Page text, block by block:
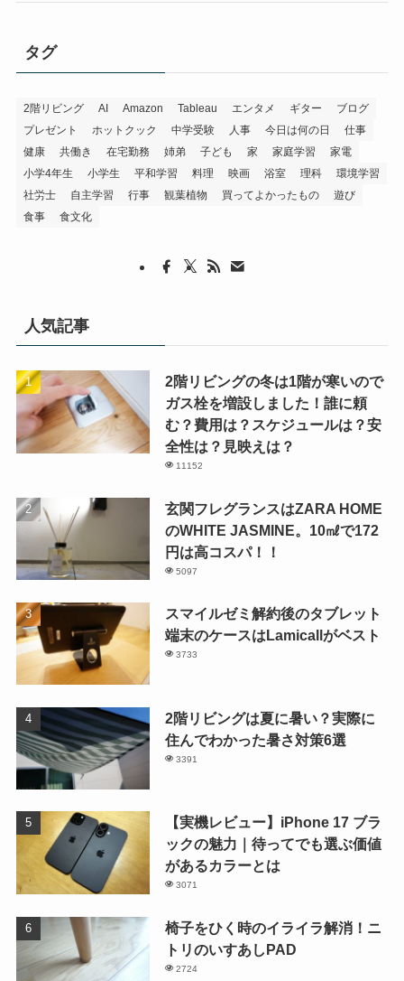
タグ
2階リビング AI Amazon Tableau エンタメ ギター
ブログ
プレゼント
ホットクック 中学受験 人事 今日は何の日
仕事
健康
共働き 在宅勤務 姉弟 子ども 家 家庭学習
家電
小学4年生
小学生 平和学習 料理 映画 浴室 理科
環境学習
社労士
自主学習 行事 観葉植物 買ってよかったもの
遊び
食事
食文化
人気記事
2階リビングの冬は1階が寒いので
ガス栓を増設しました！誰に頼
む？費用は？スケジュールは？安
全性は？見映えは？
11152
玄関フレグランスはZARA HOME
のWHITE JASMINE。10㎖で172
円は高コスパ！！
5097
スマイルゼミ解約後のタブレット
端末のケースはLamicallがベスト
3733
2階リビングは夏に暑い？実際に
住んでわかった暑さ対策6選
3391
【実機レビュー】iPhone 17 ブラ
ックの魅力｜待ってでも選ぶ価値
があるカラーとは
3071
椅子をひく時のイライラ解消！ニ
トリのいすあしPAD
2724